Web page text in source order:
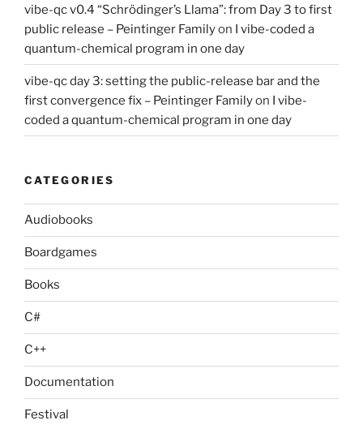
vibe-qc v0.4 “Schrödinger’s Llama”: from Day 3 to first
public release – Peintinger Familyon I vibe-coded a
quantum-chemical program in one day
vibe-qc day 3: setting the public-release bar and the
first convergence fix – Peintinger Familyon I vibe-
coded a quantum-chemical program in one day
CATEGORIES
Audiobooks
Boardgames
Books
C#
C++
Documentation
Festival